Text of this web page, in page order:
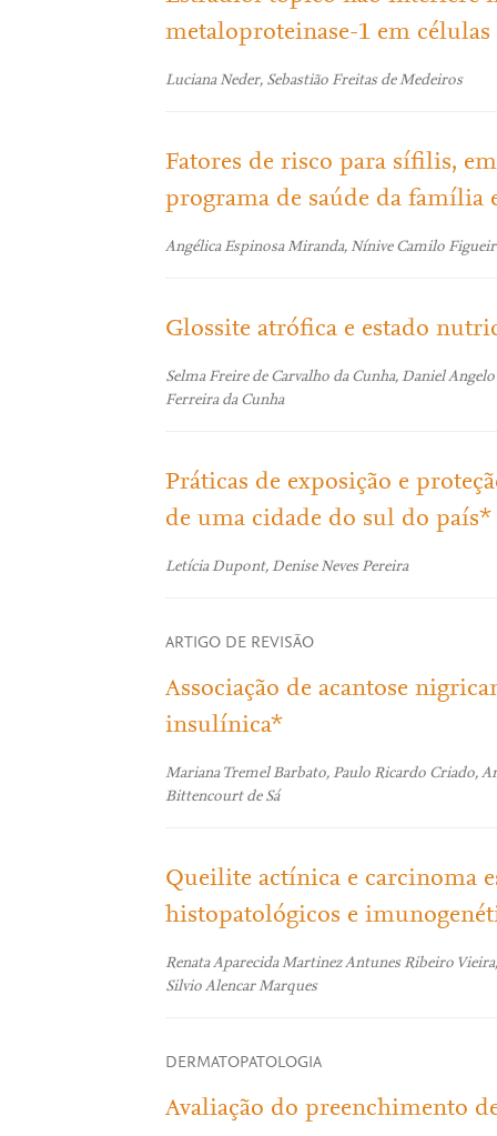
metaloproteinase-1 em
Luciana Neder, Sebastião Freitas de Medeiros
Fatores de risco para sífilis,
programa de saúde da família
Angélica Espinosa Miranda, Nínive Camilo
Glossite atrófica e estado
Selma Freire de Carvalho da Cunha, Daniel
Ferreira da Cunha
Práticas de exposição e
de uma cidade do sul do país*
Letícia Dupont, Denise Neves Pereira
ARTIGO DE REVISÃO
Associação de acantose
insulínica*
Mariana Tremel Barbato, Paulo Ricardo Criado,
Bittencourt de Sá
Queilite actínica e carcinoma
histopatológicos e
Renata Aparecida Martinez Antunes Ribeiro
Silvio Alencar Marques
DERMATOPATOLOGIA
Avaliação do preenchimento